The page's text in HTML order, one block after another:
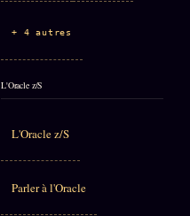
+ 4 autres
L'Oracle z/S
L'Oracle z/S
Parler à l'Oracle